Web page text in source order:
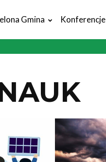
Gmina Konferencje